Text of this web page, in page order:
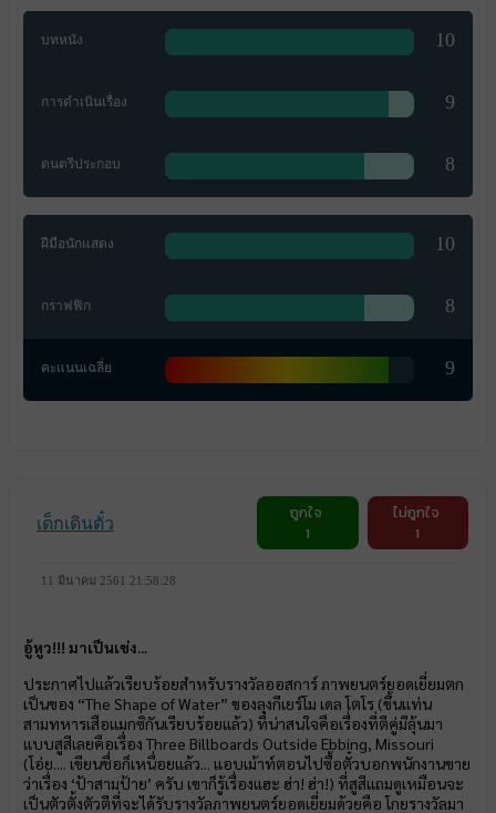
บทหนัง 10
การดำเนินเรื่อง 9
ดนตรีประกอบ 8
ฝีมือนักแสดง 10
กราฟฟิก 8
คะแนนเฉลี่ย 9
เด็กเดินตั๋ว
ถูกใจ
1
ไม่ถูกใจ
1
11 มีนาคม 2561 21:58:28
อู้หูว!!! มาเป็นเข่ง...
ประกาศไปแล้วเรียบร้อยสำหรับรางวัลออสการ์ ภาพยนตร์ยอดเยี่ยมตก
เป็นของ “The Shape of Water” ของลุงกีเยร์โม เดล โตโร (ขึ้นแท่น
สามทหารเสือแมกซิกันเรียบร้อยแล้ว) ที่น่าสนใจคือเรื่องที่ตีคู่มีลุ้นมา
แบบสูสีเลยคือเรื่อง Three Billboards Outside Ebbing, Missouri
(โอ่ย.... เขียนชื่อก็เหนื่อยแล้ว... แอบเม้าท์ตอนไปซื้อตั๋วบอกพนักงานขาย
ว่าเรื่อง ‘ป้าสามป้าย’ ครับ เขาก็รู้เรื่องแฮะ ฮ่า! ฮ่า!) ที่สูสีแถมดูเหมือนจะ
เป็นตัวตั้งตัวตีที่จะได้รับรางวัลภาพยนตร์ยอดเยี่ยมด้วยคือ โกยรางวัลมา